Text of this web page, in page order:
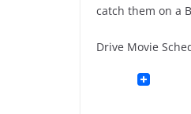
catch them on a
Drive Movie